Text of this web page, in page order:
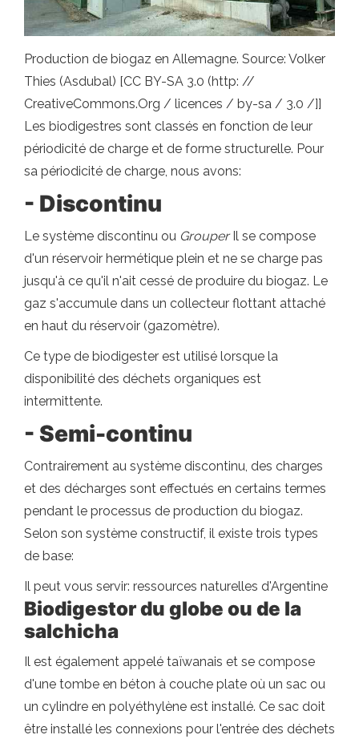
Production de biogaz en Allemagne. Source: Volker
Thies (Asdubal) [CC BY-SA 3.0 (http: //
CreativeCommons.Org / licences / by-sa / 3.0 /]]
Les biodigestres sont classés en fonction de leur
périodicité de charge et de forme structurelle. Pour
sa périodicité de charge, nous avons:
- Discontinu
Le système discontinu ou GrouperIl se compose
d'un réservoir hermétique plein et ne se charge pas
jusqu'à ce qu'il n'ait cessé de produire du biogaz. Le
gaz s'accumule dans un collecteur flottant attaché
en haut du réservoir (gazomètre).
Ce type de biodigester est utilisé lorsque la
disponibilité des déchets organiques est
intermittente.
- Semi-continu
Contrairement au système discontinu, des charges
et des décharges sont effectués en certains termes
pendant le processus de production du biogaz.
Selon son système constructif, il existe trois types
de base:
Il peut vous servir: ressources naturelles d'Argentine
Biodigestor du globe ou de la
salchicha
Il est également appelé taïwanais et se compose
d'une tombe en béton à couche plate où un sac ou
un cylindre en polyéthylène est installé. Ce sac doit
être installé les connexions pour l'entrée des déchets